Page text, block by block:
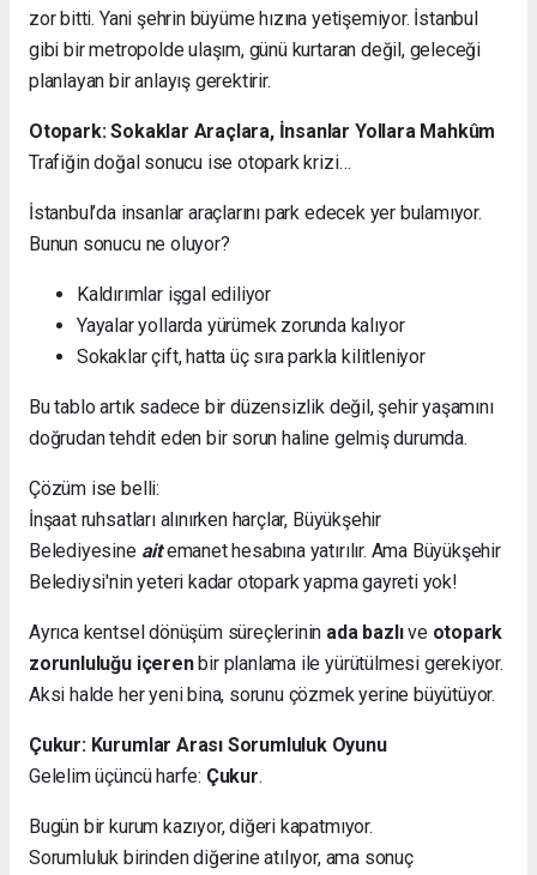
zor bitti. Yani şehrin büyüme hızına yetişemiyor. İstanbul
gibi bir metropolde ulaşım, günü kurtaran değil, geleceği
planlayan bir anlayış gerektirir.
Otopark: Sokaklar Araçlara, İnsanlar Yollara Mahkûm
Trafiğin doğal sonucu ise otopark krizi…
İstanbul’da insanlar araçlarını park edecek yer bulamıyor.
Bunun sonucu ne oluyor?
Kaldırımlar işgal ediliyor
Yayalar yollarda yürümek zorunda kalıyor
Sokaklar çift, hatta üç sıra parkla kilitleniyor
Bu tablo artık sadece bir düzensizlik değil, şehir yaşamını
doğrudan tehdit eden bir sorun haline gelmiş durumda.
Çözüm ise belli:
İnşaat ruhsatları alınırken harçlar, Büyükşehir
Belediyesine aitemanet hesabına yatırılır. Ama Büyükşehir
Belediysi'nin yeteri kadar otopark yapma gayreti yok!
Ayrıca kentsel dönüşüm süreçlerinin ada bazlıve otopark
zorunluluğu içerenbir planlama ile yürütülmesi gerekiyor.
Aksi halde her yeni bina, sorunu çözmek yerine büyütüyor.
Çukur: Kurumlar Arası Sorumluluk Oyunu
Gelelim üçüncü harfe: Çukur.
Bugün bir kurum kazıyor, diğeri kapatmıyor.
Sorumluluk birinden diğerine atılıyor, ama sonuç